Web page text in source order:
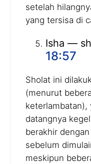
setelah
yang tersisa di
Isha —
18:57
Sholat ini
(menurut
keterlambatan),
datangnya
berakhir
sebelum
meskipun